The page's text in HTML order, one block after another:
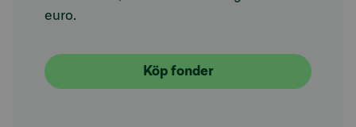
euro.
Köp fonder